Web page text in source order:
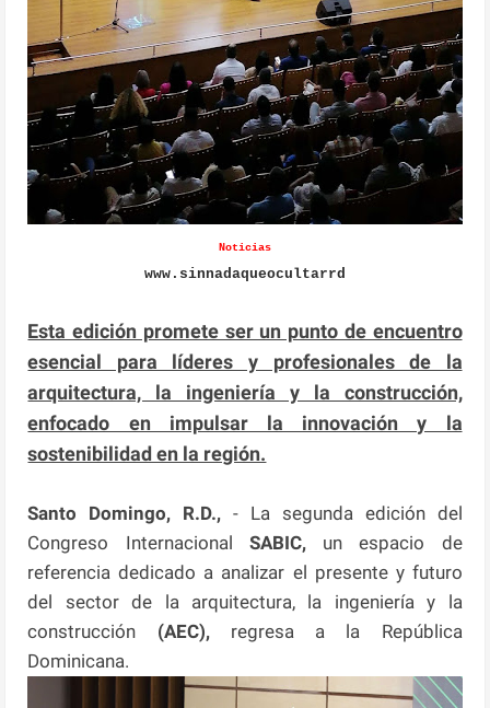
Noticias
www.sinnadaqueocultarrd
Esta edición promete ser un punto de encuentro
esencial para líderes y profesionales de la
arquitectura, la ingeniería y la construcción,
enfocado en impulsar la innovación y la
sostenibilidad en la región.
Santo Domingo, R.D., - La segunda edición del
Congreso Internacional SABIC,un espacio de
referencia dedicado a analizar el presente y futuro
del sector de la arquitectura, la ingeniería y la
construcción (AEC), regresa a la República
Dominicana.